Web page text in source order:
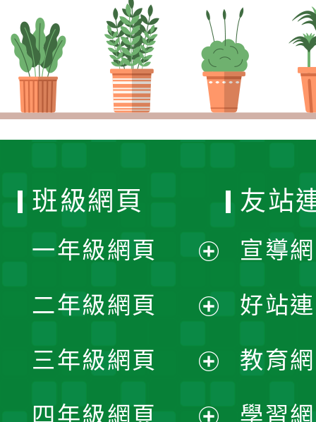
班級網頁
一年級網頁
開
選
單
二年級網頁
開
三年級網頁
四年級網頁
友站
宣導
好站
教育
學習